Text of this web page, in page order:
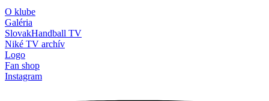
O klube
Galéria
SlovakHandball TV
Niké TV archív
Logo
Fan shop
Instagram